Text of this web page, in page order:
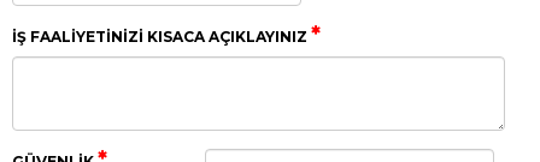
İŞ FAALIYETINIZI KISACA AÇIKLAYINIZ